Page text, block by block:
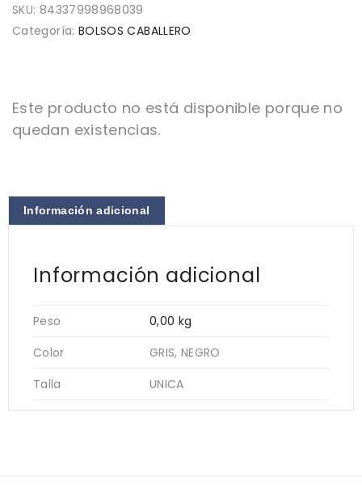
SKU: 84337998968039
Categoría: BOLSOS CABALLERO
Este producto no está disponible porque no
quedan existencias.
Información adicional
Información adicional
Peso
0,00 kg
Color
GRIS, NEGRO
Talla
UNICA